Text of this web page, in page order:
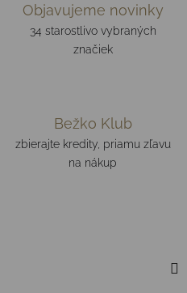
Objavujeme novinky
34 starostlivo vybraných
značiek
Bežko Klub
zbierajte kredity, priamu zľavu
na nákup